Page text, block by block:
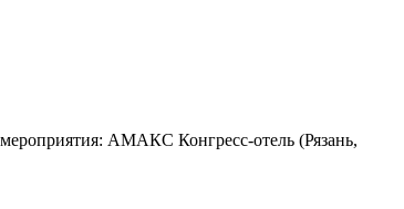
АМАКС Конгресс-отель (Рязань,